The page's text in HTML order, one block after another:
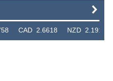
2.6618 NZD 2.1914